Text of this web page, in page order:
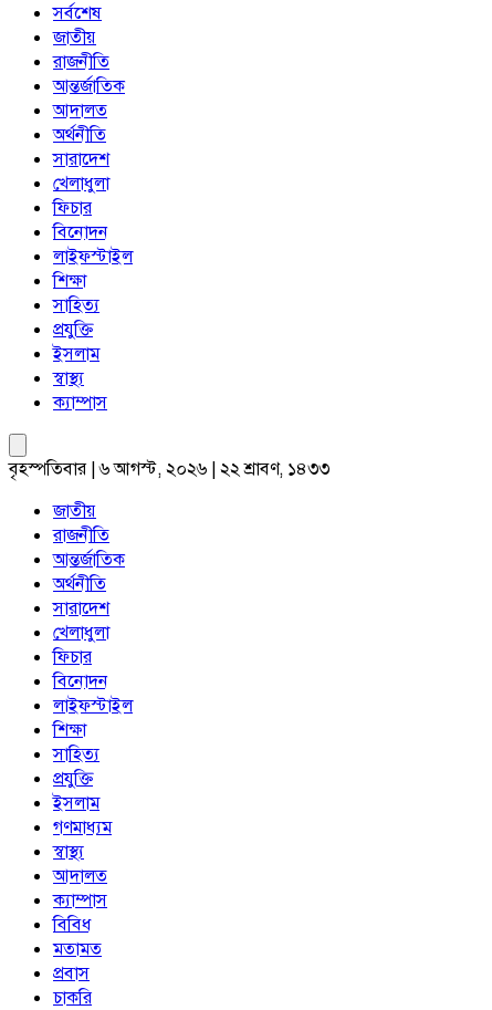
সর্বশেষ
জাতীয়
রাজনীতি
আন্তর্জাতিক
আদালত
অর্থনীতি
সারাদেশ
খেলাধুলা
ফিচার
বিনোদন
লাইফস্টাইল
শিক্ষা
সাহিত্য
প্রযুক্তি
ইসলাম
স্বাস্থ্য
ক্যাম্পাস
বৃহস্পতিবার | ৬ আগস্ট, ২০২৬ | ২২ শ্রাবণ, ১৪৩৩
জাতীয়
রাজনীতি
আন্তর্জাতিক
অর্থনীতি
সারাদেশ
খেলাধুলা
ফিচার
বিনোদন
লাইফস্টাইল
শিক্ষা
সাহিত্য
প্রযুক্তি
ইসলাম
গণমাধ্যম
স্বাস্থ্য
আদালত
ক্যাম্পাস
বিবিধ
মতামত
প্রবাস
চাকরি